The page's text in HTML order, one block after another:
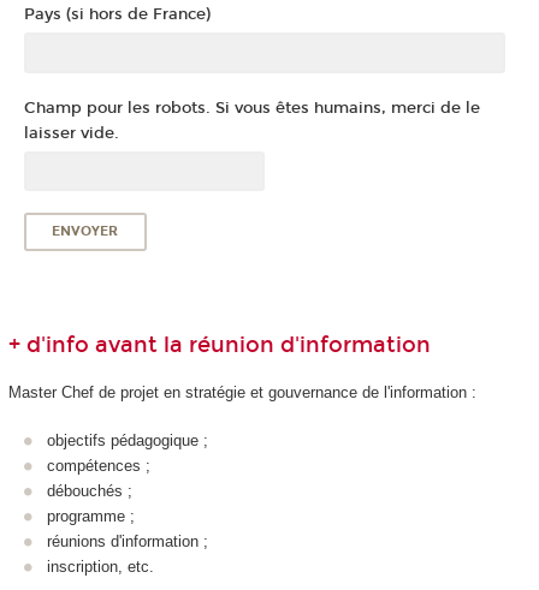
Pays (si hors de France)
Champ pour les robots. Si vous êtes humains, merci de le
laisser vide.
+ d'info avant la réunion d'information
Master Chef de projet en stratégie et gouvernance de l'information :
objectifs pédagogique ;
compétences ;
débouchés ;
programme ;
réunions d'information ;
inscription, etc.